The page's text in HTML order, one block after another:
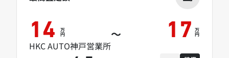
14 万
円 ～ 17 万
円
HKC AUTO神戸営業所